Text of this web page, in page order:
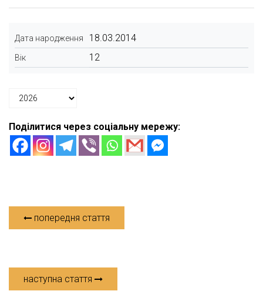
Дата народження 18.03.2014
Вік 12
Поділитися через соціальну мережу:
попередня стаття
наступна стаття